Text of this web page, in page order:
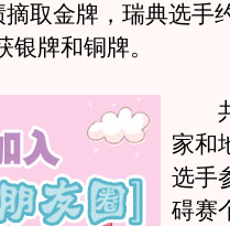
取金牌，瑞典选手
银牌和铜牌。
共
家和
选手
碍赛